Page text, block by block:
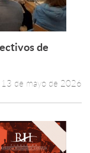
más +
de
13 de mayo de 2026